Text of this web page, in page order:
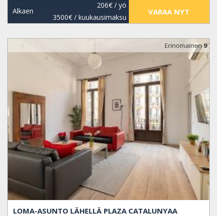
Alkaen
206€/ yö
3500€/ kuukausimaksu
VARAA NYT
Erinomainen9
LOMA-ASUNTO LÄHELLÄ PLAZA CATALUNYAA